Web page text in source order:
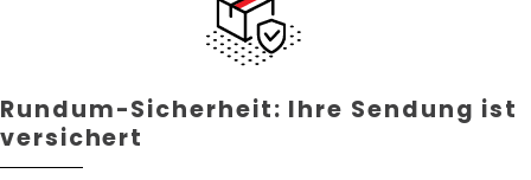
Rundum-Sicherheit: Ihre Sendung ist
versichert